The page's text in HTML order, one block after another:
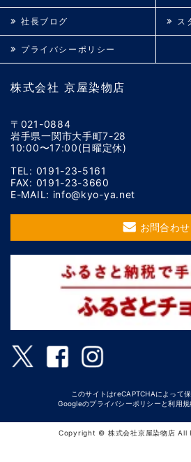
株式会社 京屋染物店
〒021-0884
岩手県一関市大手町7-28
10:00〜17:00(日曜定休)
TEL: 0191-23-5161
FAX: 0191-23-3660
E-MAIL: info@kyo-ya.net
お問合わせ
社長ブログ ス
プライバシーポリシー
このサイトはreCAPTCHAによって保
Googleのプライバシーポリシー と利用規
Copyright © 株式会社京屋染物店 All